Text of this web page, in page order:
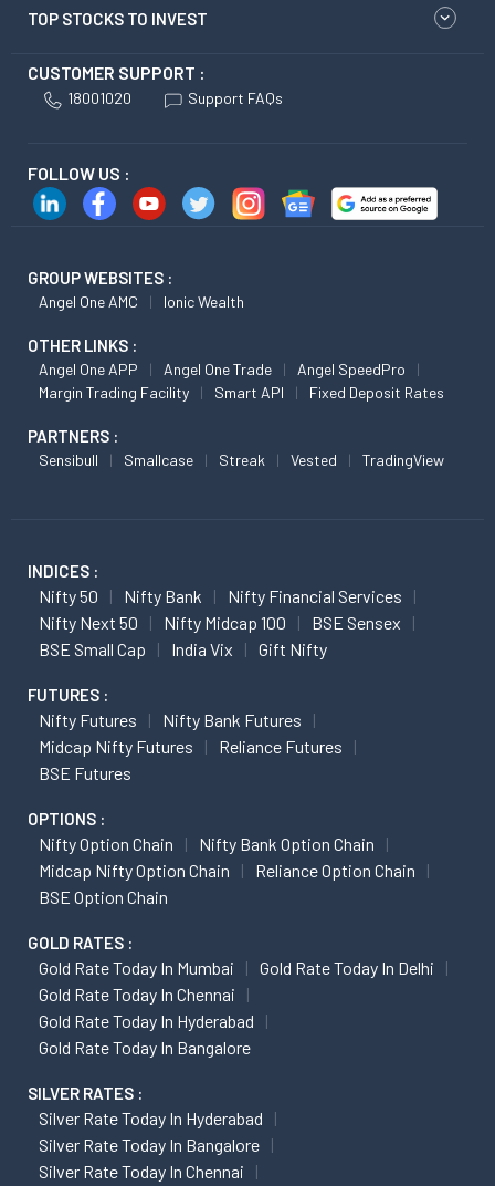
TOP STOCKS TO INVEST
CUSTOMER SUPPORT :
18001020 Support FAQs
FOLLOW US :
GROUP WEBSITES :
Angel One AMC Ionic Wealth
OTHER LINKS :
Angel One APP Angel One Trade
Angel SpeedPro
Margin Trading Facility
Smart API Fixed Deposit Rates
PARTNERS :
Sensibull Smallcase Streak Vested TradingView
INDICES :
Nifty 50 Nifty Bank
Nifty Financial Services
Nifty Next 50
Nifty Midcap 100
BSE Sensex
BSE Small Cap
India Vix Gift Nifty
FUTURES :
Nifty Futures
Nifty Bank Futures
Midcap Nifty Futures
Reliance Futures
BSE Futures
OPTIONS :
Nifty Option Chain
Nifty Bank Option Chain
Midcap Nifty Option Chain
Reliance Option Chain
BSE Option Chain
GOLD RATES :
Gold Rate Today In Mumbai
Gold Rate Today In Delhi
Gold Rate Today In Chennai
Gold Rate Today In Hyderabad
Gold Rate Today In Bangalore
SILVER RATES :
Silver Rate Today In Hyderabad
Silver Rate Today In Bangalore
Silver Rate Today In Chennai